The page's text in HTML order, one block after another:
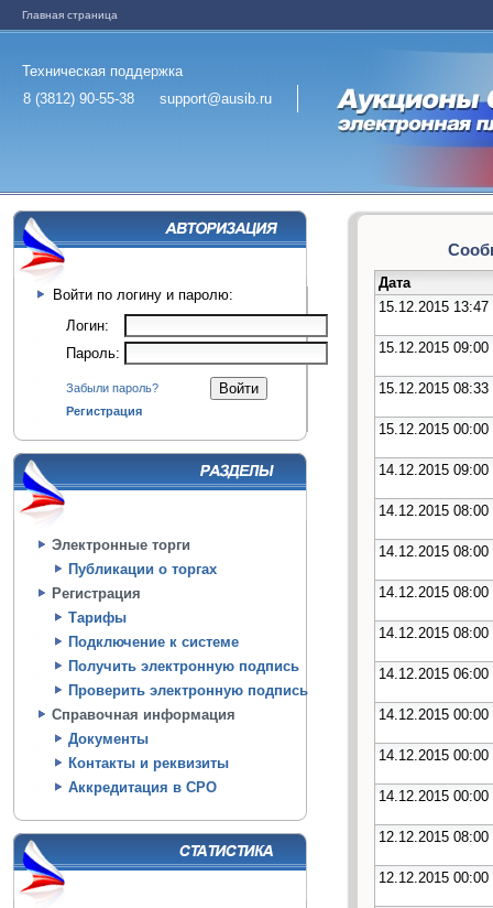
Главная страница
Техническая поддержка
8 (3812) 90-55-38
support@ausib.ru
Войти по логину и паролю:
Логин:
Пароль:
Забыли пароль?
Регистрация
Электронные торги
Публикации о торгах
Регистрация
Тарифы
Подключение к системе
Получить электронную подпись
Проверить электронную подпись
Справочная информация
Документы
Контакты и реквизиты
Аккредитация в СРО
Дата
15.12.2015 13:47
15.12.2015 09:00
15.12.2015 08:33
15.12.2015 00:00
14.12.2015 09:00
14.12.2015 08:00
14.12.2015 08:00
14.12.2015 08:00
14.12.2015 08:00
14.12.2015 06:00
14.12.2015 00:00
14.12.2015 00:00
14.12.2015 00:00
12.12.2015 08:00
12.12.2015 00:00